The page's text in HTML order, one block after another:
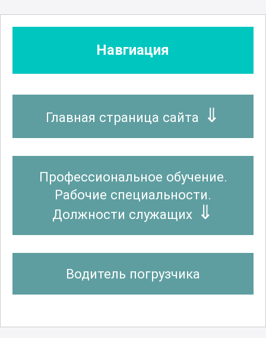
Навгиация
Главная страница сайта
Профессиональное обучение.
Рабочие специальности.
Должности служащих
Водитель погрузчика